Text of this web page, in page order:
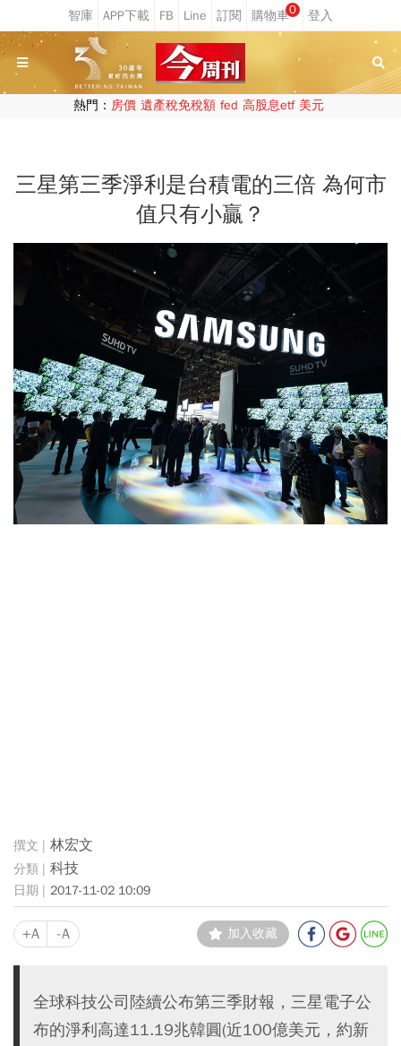
0
熱門： 房價 遺產稅免稅額 fed 高股息etf 美元
三星第三季淨利是台積電的三倍 為何市
值只有小贏？
林宏文
科技
2017-11-02 10:09
+A -A 加入收藏
全球科技公司陸續公布第三季財報，三星電子公
布的淨利高達11.19兆韓圓(近100億美元，約新